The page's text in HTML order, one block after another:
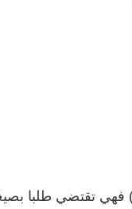
تقتضي طلبا